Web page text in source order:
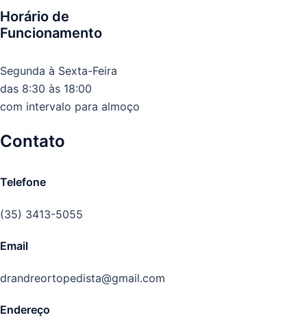
Horário de
Funcionamento
Segunda à Sexta-Feira
das 8:30 às 18:00
com intervalo para almoço
Contato
Telefone
(35) 3413-5055
Email
drandreortopedista@gmail.com
Endereço